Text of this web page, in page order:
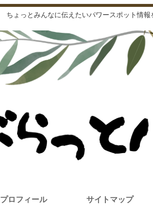
ちょっとみんなに伝えたいパワースポット情
プロフィール サイトマップ